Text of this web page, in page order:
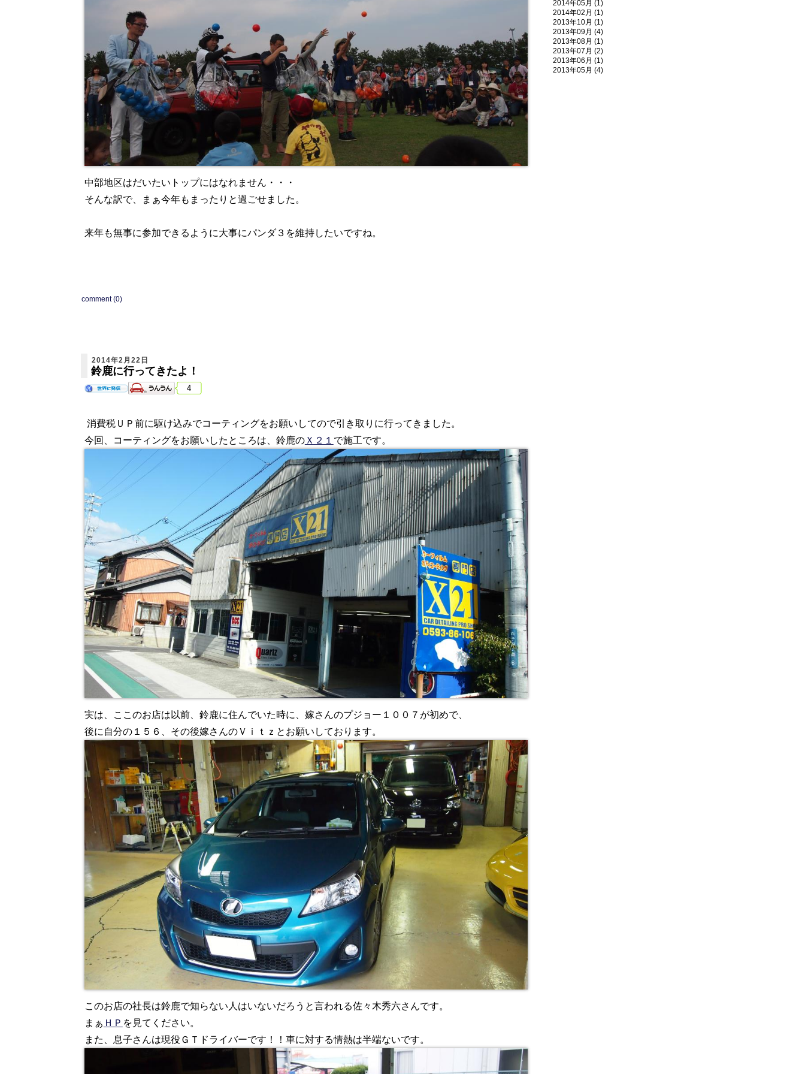
中部地区はだいたいトップにはなれません・・・
そんな訳で、まぁ今年もまったりと過ごせました。
来年も無事に参加できるように大事にパンダ３を維持したいですね。
comment (0)
2014年2月22日
鈴鹿に行ってきたよ！
4
消費税ＵＰ前に駆け込みでコーティングをお願いしてので引き取りに行ってきました。
今回、コーティングをお願いしたところは、鈴鹿のＸ２１ で施工です。
実は、ここのお店は以前、鈴鹿に住んでいた時に、嫁さんのプジョー１００７が初めで、
後に自分の１５６、その後嫁さんのＶｉｔｚとお願いしております。
このお店の社長は鈴鹿で知らない人はいないだろうと言われる佐々木秀六さんです。
まぁ ＨＰ を見てください。
また、息子さんは現役ＧＴドライバーです！！車に対する情熱は半端ないです。
2014年05月 (1)
2014年02月 (1)
2013年10月 (1)
2013年09月 (4)
2013年08月 (1)
2013年07月 (2)
2013年06月 (1)
2013年05月 (4)